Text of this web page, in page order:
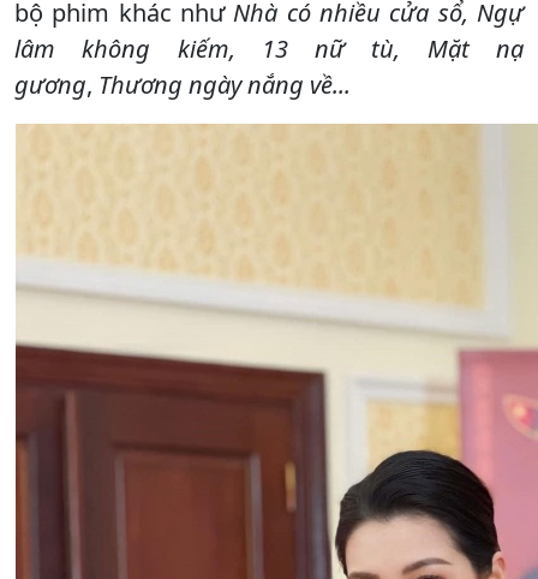
bộ phim khác như Nhà có nhiều cửa sổ, Ngự
lâm không kiếm, 13 nữ tù, Mặt nạ
gương, Thương ngày nắng về...